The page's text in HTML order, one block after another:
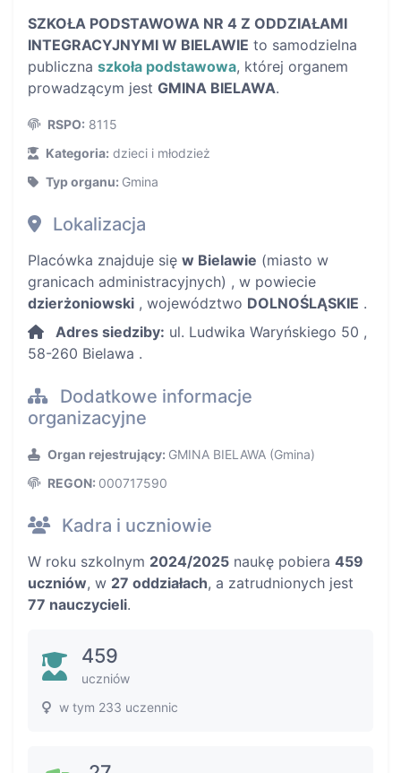
SZKOŁA PODSTAWOWA NR 4 Z ODDZIAŁAMI
INTEGRACYJNYMI W BIELAWIE to samodzielna
publiczna szkoła podstawowa, której organem
prowadzącym jest GMINA BIELAWA.
RSPO: 8115
Kategoria: dzieci i młodzież
Typ organu: Gmina
Lokalizacja
Placówka znajduje się w Bielawie (miasto w
granicach administracyjnych) , w powiecie
dzierżoniowski , województwo DOLNOŚLĄSKIE .
Adres siedziby: ul. Ludwika Waryńskiego 50 ,
58-260 Bielawa .
Dodatkowe informacje
organizacyjne
Organ rejestrujący: GMINA BIELAWA (Gmina)
REGON: 000717590
Kadra i uczniowie
W roku szkolnym 2024/2025 naukę pobiera 459
uczniów, w 27 oddziałach, a zatrudnionych jest
77 nauczycieli.
459
uczniów
w tym 233 uczennic